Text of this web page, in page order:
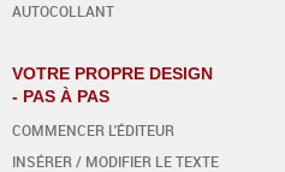
AUTOCOLLANT
VOTRE PROPRE DESIGN
- PAS À PAS
COMMENCER L'ÉDITEUR
INSÉRER / MODIFIER LE TEXTE